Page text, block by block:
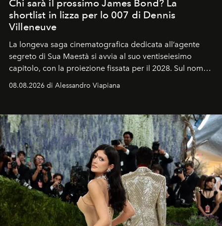
Chi sarà il prossimo James Bond? La
shortlist in lizza per lo 007 di Dennis
Villeneuve
La longeva saga cinematografica dedicata all’agente
segreto di Sua Maestà si avvia al suo ventiseiesimo
capitolo, con la proiezione fissata per il 2028. Sul nome
Craig, però, regna ancora il più assoluto riserbo.
08.08.2026 di Alessandro Viapiana